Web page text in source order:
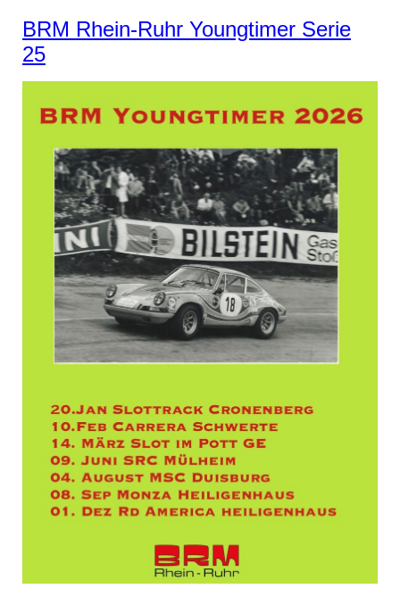
BRM Rhein-Ruhr Youngtimer Serie
25